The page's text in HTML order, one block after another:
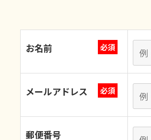
お名前 必須
メールアドレス 必須
郵便番号